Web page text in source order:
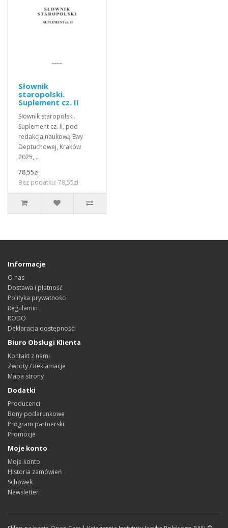
Słownik
staropolski.
Suplement cz. II
Słownik staropolski.
Suplement cz. II, pod
redakcja naukową Ewy
Deptuchowej, Kraków
2025, ..
78,55zł
Bez podatku: 78,55zł
Informacje
O nas
Dostawa i płatność
Polityka prywatności
Regulamin
RODO
Deklaracja dostępności
Biuro Obsługi Klienta
Kontakt z nami
Zwroty / Reklamacje
Mapa strony
Dodatki
Producenci
Bony podarunkowe
Program partnerski
Promocje
Moje konto
Moje konto
Historia zamówień
Schowek
Newsletter